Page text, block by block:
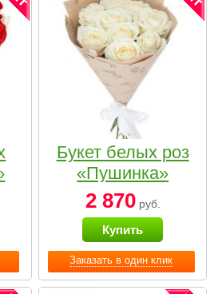
Заказать в один клик
Букет белых роз
«Пушинка»
2 870руб.
Купить